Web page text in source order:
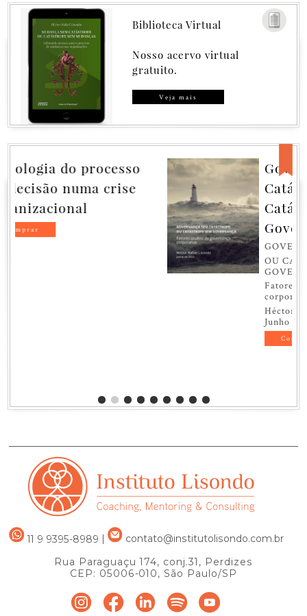
Biblioteca Virtual
Nosso acervo virtual
gratuito.
Veja mais
Governança sem
Catástrofe, ou
Catástrofe sem
Governança
GOVERNANÇA SEM CATÁSTROFE,
OU CATÁSTROFE SEM
GOVERNANÇA
11 9 9395-8989 contato@institutolisondo.com.br
Rua Paraguaçu 174, conj.31, Perdizes
CEP: 05006-010, São Paulo/SP